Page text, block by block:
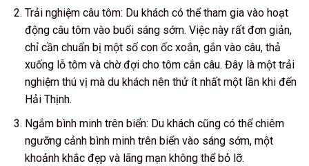
Trải nghiệm câu tôm: Du khách có thể tham gia vào hoạt
động câu tôm vào buổi sáng sớm. Việc này rất đơn giản,
chỉ cần chuẩn bị một số con ốc xoắn, gắn vào câu, thả
xuống lỗ tôm và chờ đợi cho tôm cắn câu. Đây là một trải
nghiệm thú vị mà du khách nên thử ít nhất một lần khi đến
Hải Thịnh.
Ngắm bình minh trên biển: Du khách cũng có thể chiêm
ngưỡng cảnh bình minh trên biển vào sáng sớm, một
khoảnh khắc đẹp và lãng mạn không thể bỏ lỡ.